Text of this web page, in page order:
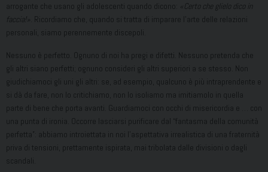
arrogante che usano gli adolescenti quando dicono:
«Certo che glielo dico in
faccia!»
. Ricordiamo che, quando si tratta di imparare l’arte delle relazioni
personali, siamo perennemente discepoli.
Nessuno è perfetto. Ognuno di noi ha pregi e difetti. Nessuno pretenda che
gli altri siano perfetti; ognuno consideri gli altri superiori a se stesso. Non
giudichiamoci gli uni gli altri: se, ad esempio, qualcuno è più intraprendente e
si dà da fare, non lo critichiamo, non lo isoliamo ma imitiamolo in quella
parte di bene che porta avanti. Guardiamoci con occhi di misericordia e … con
una punta di ironia. Occorre lasciarsi purificare dal “fantasma della comunità
perfetta”: abbiamo introiettata in noi l’aspettativa irrealistica di una fraternità
priva di tensioni, prettamente ispirata, mai tribolata dalle divisioni o dagli
scandali.